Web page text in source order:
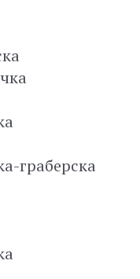
граберска